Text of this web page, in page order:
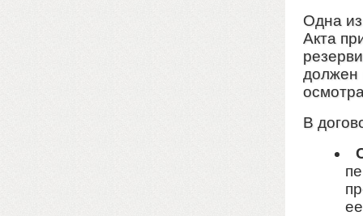
Одна
Акта
должен
В